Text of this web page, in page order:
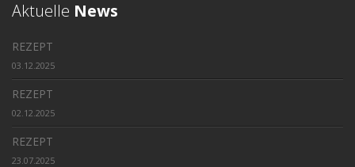
Aktuelle News
REZEPT
03.12.2025
REZEPT
02.12.2025
REZEPT
23.07.2025